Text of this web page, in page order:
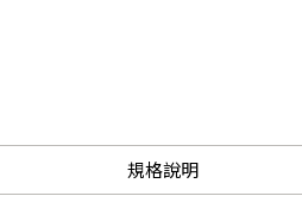
規格說明